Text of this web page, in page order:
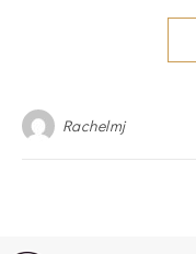
Rachelmj